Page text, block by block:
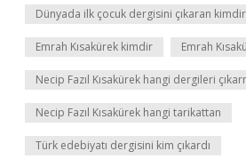
Dünyada ilk çocuk dergisini çıkaran kimdir
Emrah Kısakürek kimdir Emrah
Necip Fazıl Kısakürek hangi dergileri
Necip Fazıl Kısakürek hangi tarikattan
Türk edebiyatı dergisini kim çıkardı